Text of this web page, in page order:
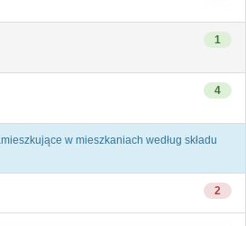
1
4
w mieszkaniach według składu
2